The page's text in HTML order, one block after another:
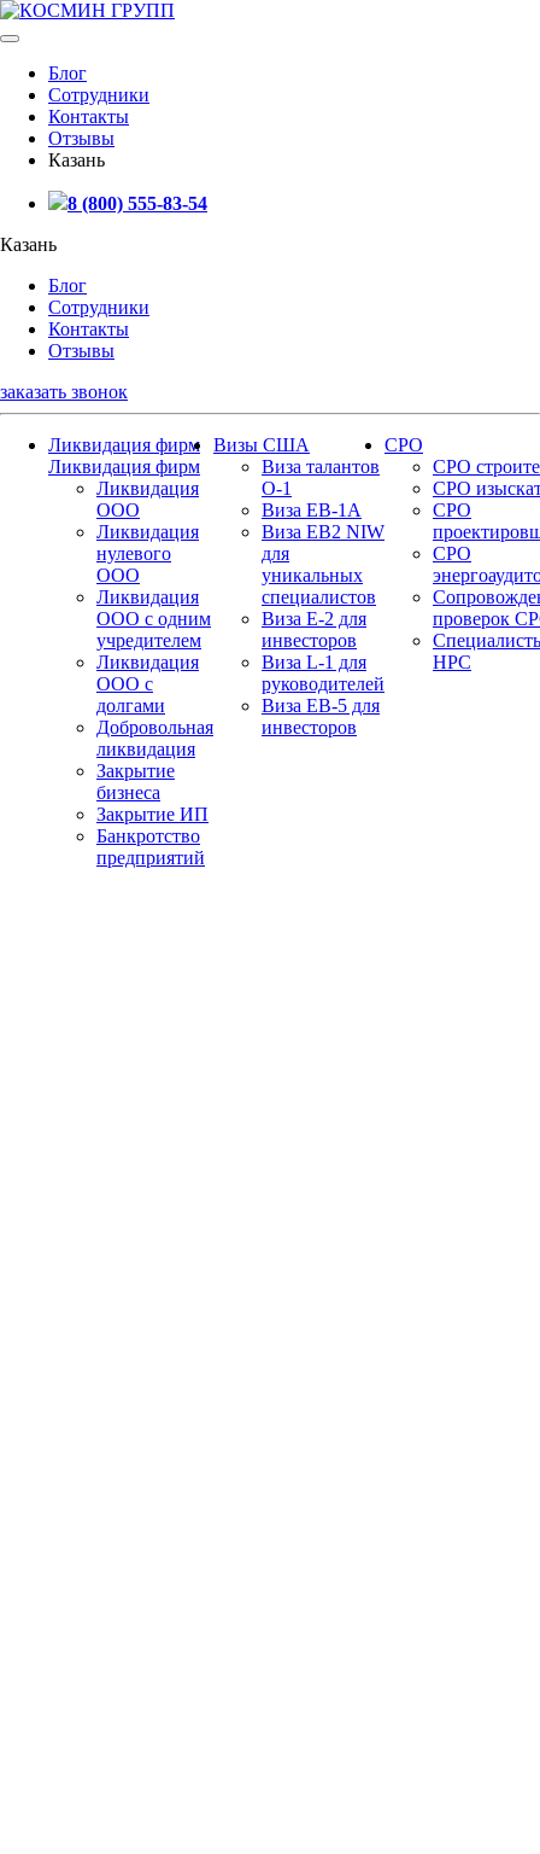
Блог
Сотрудники
Контакты
Отзывы
Казань
8 (800) 555-83-54
Казань
Блог
Сотрудники
Контакты
Отзывы
заказать звонок
Ликвидация фирм
Ликвидация фирм
Ликвидация
ООО
Ликвидация
нулевого
ООО
Ликвидация
ООО с одним
учредителем
Ликвидация
ООО с
долгами
Добровольная
ликвидация
Закрытие
бизнеса
Закрытие ИП
Банкротство
предприятий
Визы США
Виза талантов
О-1
Виза EB-1A
Виза EB2 NIW
для
уникальных
специалистов
Виза E-2 для
инвесторов
Виза L-1 для
руководителей
Виза EB-5 для
инвесторов
СРО
СРО
СРО
СРО
СРО
проверок
НРС